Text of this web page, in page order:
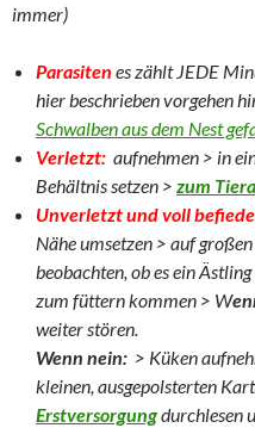
immer)
Parasiten es zählt JEDE
hier beschrieben vorgehen
Schwalben aus dem Nest
Verletzt: aufnehmen > in
Behältnis setzen > zum
Unverletzt und voll
Nähe umsetzen > auf
beobachten, ob es ein
zum füttern kommen > W
weiter stören.
Wenn nein: > Küken
kleinen, ausgepolsterten
Erstversorgungdurchlesen